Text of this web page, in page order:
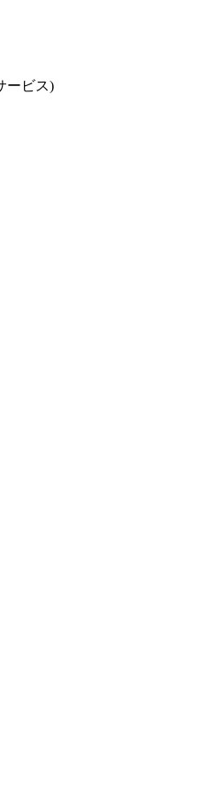
ービス)